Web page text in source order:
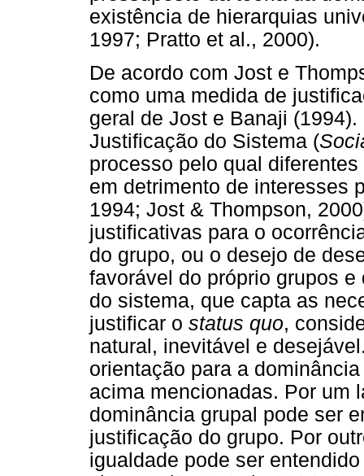
existência de hierarquias
1997; Pratto et al., 2000).
De acordo com Jost e
como uma medida de
geral de Jost e Banaji
Justificação do Sistema (
processo pelo qual
em detrimento de interesses
1994; Jost & Thompson,
justificativas para o
do grupo, ou o desejo de
favorável do próprio grupos
do sistema, que capta as
justificar o status quo,
natural, inevitável e
orientação para a
acima mencionadas. Por um
dominância grupal pode ser
justificação do grupo. Por
igualdade pode ser